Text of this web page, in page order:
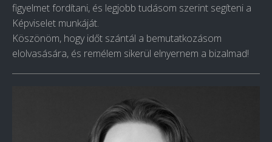
figyelmet fordítani, és legjobb tudásom szerint segíteni a
Képviselet munkáját.
Köszönöm, hogy időt szántál a bemutatkozásom
elolvasására, és remélem sikerül elnyernem a bizalmad!